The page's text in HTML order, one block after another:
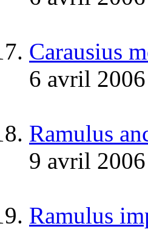
Carausius
6 avril 2006
Ramulus
9 avril 2006
Ramulus